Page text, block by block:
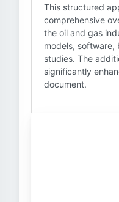
This structured
comprehensive
the oil and gas
models, software,
studies. The
significantly
document.